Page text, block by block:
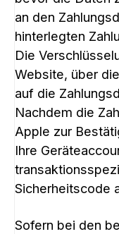
an den
hinterlegten
Die
Website, über
auf die
Nachdem die
Apple zur
Ihre
Sicherheitscode
Sofern bei den